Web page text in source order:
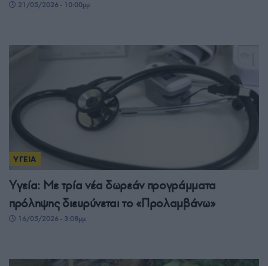
21/05/2026 - 10:00μμ
ΥΓΕΙΑ
Υγεία: Με τρία νέα δωρεάν προγράμματα
πρόληψης διευρύνεται το «Προλαμβάνω»
16/05/2026 - 3:08μμ